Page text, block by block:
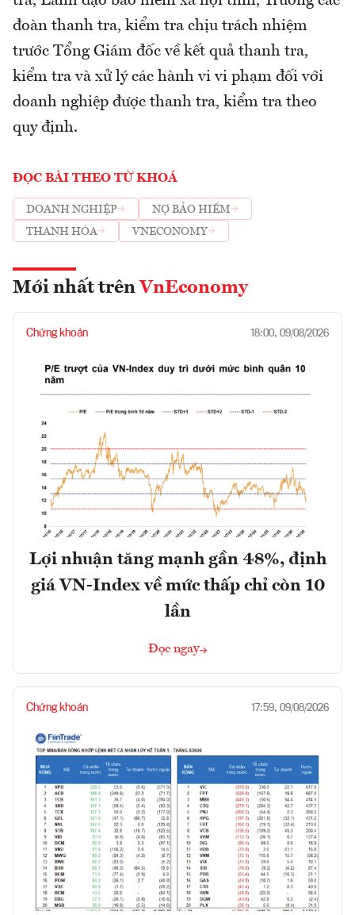
đoàn thanh tra, kiểm tra chịu trách nhiệm
trước Tổng Giám đốc về kết quả thanh tra,
kiểm tra và xử lý các hành vi vi phạm đối với
doanh nghiệp được thanh tra, kiểm tra theo
quy định.
ĐỌC BÀI THEO TỪ KHOÁ
DOANH NGHIỆP
NỢ BẢO HIỂM
THANH HÓA
VNECONOMY
Mới nhất trên VnEconomy
Chứng khoán 18:00, 09/08/2026
Lợi nhuận tăng mạnh gần 48%, định
giá VN-Index về mức thấp chỉ còn 10
lần
Đọc ngay
Chứng khoán 17:59, 09/08/2026